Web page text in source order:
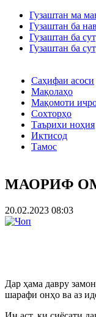
Гузаштан ма
Гузаштан ба
Гузаштан ба
Гузаштан ба
Саҳифаи асоси
Мақолаҳо
Мақомоти
Сохторҳо
Таърихи ноҳия
Иқтисод
Тамос
МАОРИФ
20.02.2023 08:03
Дар ҳама давру
шарафи онҳо ва аз